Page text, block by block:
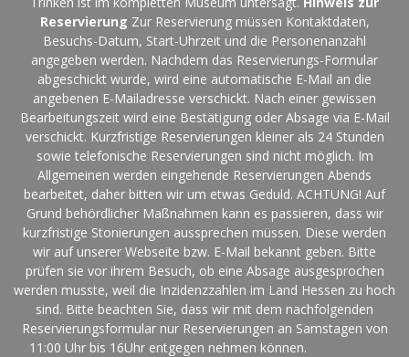
Reservierung Zur Reservierung müssen Kontaktdaten,
Besuchs-Datum, Start-Uhrzeit und die Personenanzahl
angegeben werden. Nachdem das Reservierungs-Formular
abgeschickt wurde, wird eine automatische E-Mail an die
angebenen E-Mailadresse verschickt. Nach einer gewissen
Bearbeitungszeit wird eine Bestätigung oder Absage via E-Mail
verschickt. Kurzfristige Reservierungen kleiner als 24 Stunden
sowie telefonische Reservierungen sind nicht möglich. Im
Allgemeinen werden eingehende Reservierungen Abends
bearbeitet, daher bitten wir um etwas Geduld. ACHTUNG! Auf
Grund behördlicher Maßnahmen kann es passieren, dass wir
kurzfristige Stonierungen aussprechen müssen. Diese werden
wir auf unserer Webseite bzw. E-Mail bekannt geben. Bitte
prüfen sie vor ihrem Besuch, ob eine Absage ausgesprochen
werden musste, weil die Inzidenzzahlen im Land Hessen zu hoch
sind. Bitte beachten Sie, dass wir mit dem nachfolgenden
Reservierungsformular nur Reservierungen an Samstagen von
11:00 Uhr bis 16Uhr entgegen nehmen können.